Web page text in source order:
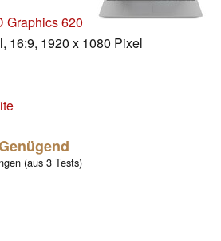
Graphics 620
16:9, 1920 x 1080 Pixel
(aus 3 Tests)